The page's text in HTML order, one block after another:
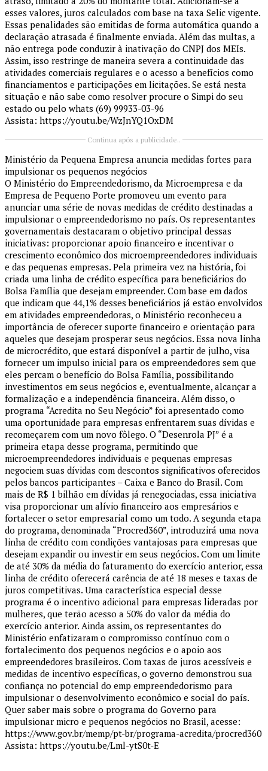
esses valores, juros calculados com base na taxa Selic vigente.
Essas penalidades são emitidas de forma automática quando a
declaração atrasada é finalmente enviada. Além das multas, a
não entrega pode conduzir à inativação do CNPJ dos MEIs.
Assim, isso restringe de maneira severa a continuidade das
atividades comerciais regulares e o acesso a benefícios como
financiamentos e participações em licitações. Se está nesta
situação e não sabe como resolver procure o Simpi do seu
estado ou pelo whats (69) 99933-03-96
Assista: https://youtu.be/WzJnYQ1OxDM
Continua após a publicidade..
Ministério da Pequena Empresa anuncia medidas fortes para
impulsionar os pequenos negócios
O Ministério do Empreendedorismo, da Microempresa e da
Empresa de Pequeno Porte promoveu um evento para
anunciar uma série de novas medidas de crédito destinadas a
impulsionar o empreendedorismo no país. Os representantes
governamentais destacaram o objetivo principal dessas
iniciativas: proporcionar apoio financeiro e incentivar o
crescimento econômico dos microempreendedores individuais
e das pequenas empresas. Pela primeira vez na história, foi
criada uma linha de crédito específica para beneficiários do
Bolsa Família que desejam empreender. Com base em dados
que indicam que 44,1% desses beneficiários já estão envolvidos
em atividades empreendedoras, o Ministério reconheceu a
importância de oferecer suporte financeiro e orientação para
aqueles que desejam prosperar seus negócios. Essa nova linha
de microcrédito, que estará disponível a partir de julho, visa
fornecer um impulso inicial para os empreendedores sem que
eles percam o benefício do Bolsa Família, possibilitando
investimentos em seus negócios e, eventualmente, alcançar a
formalização e a independência financeira. Além disso, o
programa “Acredita no Seu Negócio” foi apresentado como
uma oportunidade para empresas enfrentarem suas dívidas e
recomeçarem com um novo fôlego. O “Desenrola PJ” é a
primeira etapa desse programa, permitindo que
microempreendedores individuais e pequenas empresas
negociem suas dívidas com descontos significativos oferecidos
pelos bancos participantes – Caixa e Banco do Brasil. Com
mais de R$ 1 bilhão em dívidas já renegociadas, essa iniciativa
visa proporcionar um alívio financeiro aos empresários e
fortalecer o setor empresarial como um todo. A segunda etapa
do programa, denominada “Procred360”, introduzirá uma nova
linha de crédito com condições vantajosas para empresas que
desejam expandir ou investir em seus negócios. Com um limite
de até 30% da média do faturamento do exercício anterior, essa
linha de crédito oferecerá carência de até 18 meses e taxas de
juros competitivas. Uma característica especial desse
programa é o incentivo adicional para empresas lideradas por
mulheres, que terão acesso a 50% do valor da média do
exercício anterior. Ainda assim, os representantes do
Ministério enfatizaram o compromisso contínuo com o
fortalecimento dos pequenos negócios e o apoio aos
empreendedores brasileiros. Com taxas de juros acessíveis e
medidas de incentivo específicas, o governo demonstrou sua
confiança no potencial do emp empreendedorismo para
impulsionar o desenvolvimento econômico e social do país.
Quer saber mais sobre o programa do Governo para
impulsionar micro e pequenos negócios no Brasil, acesse:
https://www.gov.br/memp/pt-br/programa-acredita/procred360
Assista: https://youtu.be/Lml-ytS0t-E